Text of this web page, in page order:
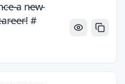
̴a n̴e̴w̴
#